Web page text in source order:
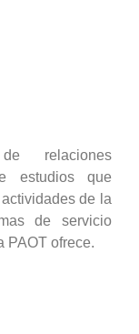
relaciones
estudios que
de la
de servicio
PAOT ofrece.